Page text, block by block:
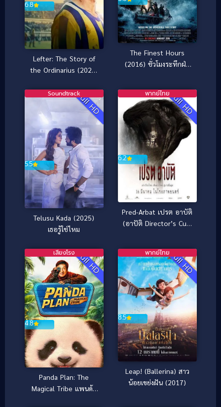
6.8
Lefter: The Story of
the Ordinarius (2025)
ธรรมดา
The Finest Hours
(2016) ชั่วโมงระทึกฝ่า
Full HD
5.5
Soundtrack
Telusu Kada (2025)
เธอรู้ใช่ไหม
Full HD
6.2
พากย์ไทย
Pred-Arbat เปรต อาบัติ
(อาปัติ Director’s Cut)
Full HD
4.8
เสียงโรง
Panda Plan: The
Magical Tribe แพนด้า
Full HD
8.5
พากย์ไทย
Leap! (Ballerina) สาว
น้อยเขย่งฝัน (2017)